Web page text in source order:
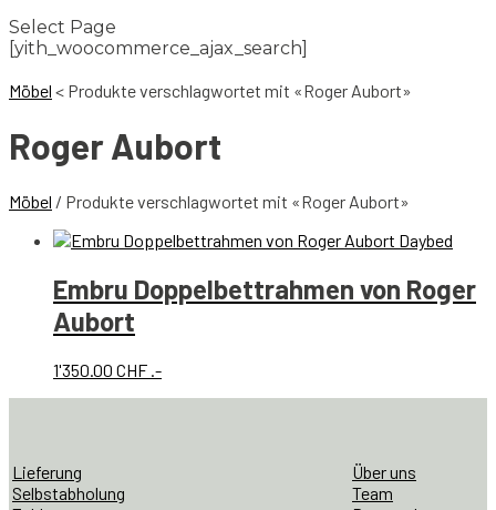
Select Page
[yith_woocommerce_ajax_search]
Möbel < Produkte verschlagwortet mit «Roger Aubort»
Roger Aubort
Möbel / Produkte verschlagwortet mit «Roger Aubort»
Embru Doppelbettrahmen von Roger
Aubort
1'350.00 CHF .-
Lieferung
Selbstabholung
Über uns
Team